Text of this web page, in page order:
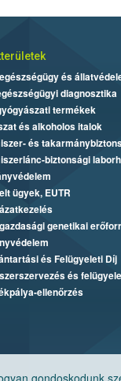
gondoskodunk
és
diagnosztika
termékek
és alkoholos italok
és
biztonsági
ügyek, EUTR
genetikai
és Felügyeleti Díj
és
ellenőrzés